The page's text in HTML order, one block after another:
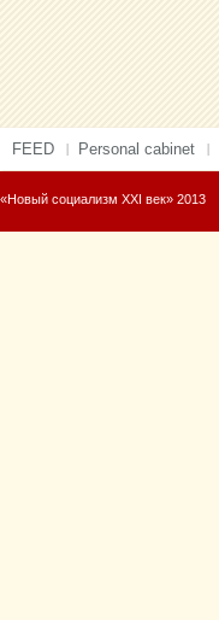
FEED Personal cabinet
«Новый социализм XXI век» 2013